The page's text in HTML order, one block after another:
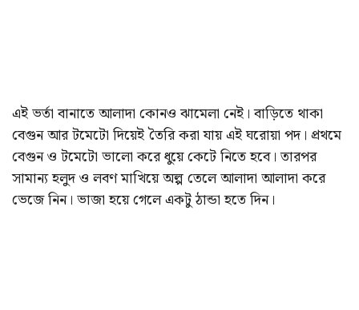
এই ভর্তা বানাতে আলাদা কোনও ঝামেলা নেই। বাড়িতে থাকা
বেগুন আর টমেটো দিয়েই তৈরি করা যায় এই ঘরোয়া পদ। প্রথমে
বেগুন ও টমেটো ভালো করে ধুয়ে কেটে নিতে হবে। তারপর
সামান্য হলুদ ও লবণ মাখিয়ে অল্প তেলে আলাদা আলাদা করে
ভেজে নিন। ভাজা হয়ে গেলে একটু ঠান্ডা হতে দিন।